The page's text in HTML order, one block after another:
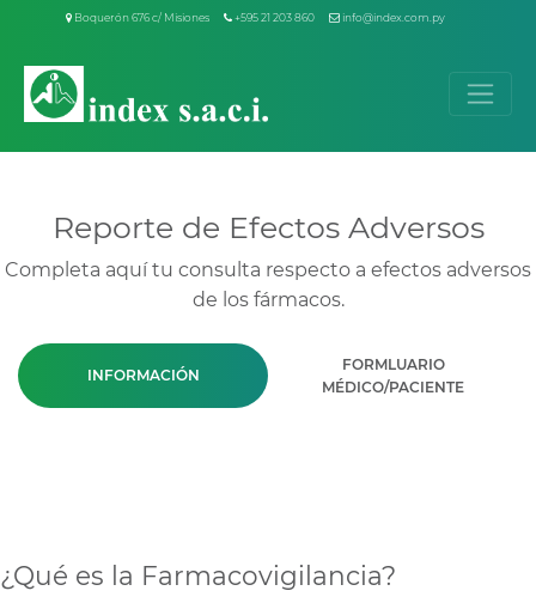
Boquerón 676 c/ Misiones +595 21 203 860 info@index.com.py
Reporte de Efectos Adversos
Completa aquí tu consulta respecto a efectos adversos
de los fármacos.
INFORMACIÓN
FORMLUARIO
MÉDICO/PACIENTE
¿Qué es la Farmacovigilancia?